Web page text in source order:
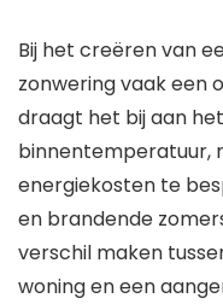
Bij het creëren van
zonwering vaak een
draagt het bij aan
binnentemperatuur,
energiekosten te
en brandende
verschil maken
woning en een